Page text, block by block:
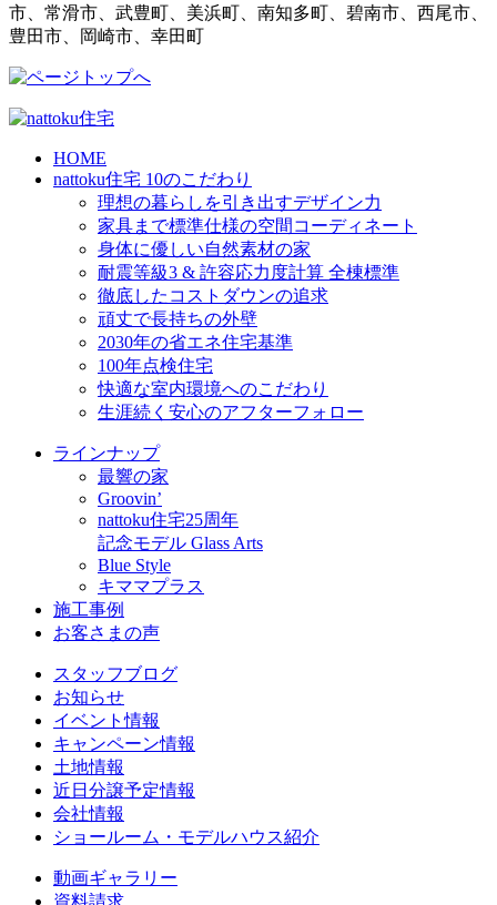
市、常滑市、武豊町、美浜町、南知多町、碧南市、西尾市、
豊田市、岡崎市、幸田町
HOME
nattoku住宅 10のこだわり
理想の暮らしを引き出すデザイン力
家具まで標準仕様の空間コーディネート
身体に優しい自然素材の家
耐震等級3 & 許容応力度計算 全棟標準
徹底したコストダウンの追求
頑丈で長持ちの外壁
2030年の省エネ住宅基準
100年点検住宅
快適な室内環境へのこだわり
生涯続く安心のアフターフォロー
ラインナップ
最響の家
Groovin’
nattoku住宅25周年
記念モデル Glass Arts
Blue Style
キママプラス
施工事例
お客さまの声
スタッフブログ
お知らせ
イベント情報
キャンペーン情報
土地情報
近日分譲予定情報
会社情報
ショールーム・モデルハウス紹介
動画ギャラリー
資料請求